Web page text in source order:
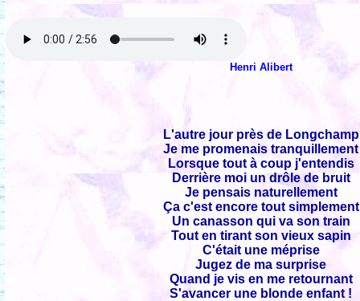
Henri Alibert
L'autre jour près de Longchamp
Je me promenais tranquillement
Lorsque tout à coup j'entendis
Derrière moi un drôle de bruit
Je pensais naturellement
Ça c'est encore tout simplement
Un canasson qui va son train
Tout en tirant son vieux sapin
C'était une méprise
Jugez de ma surprise
Quand je vis en me retournant
S'avancer une blonde enfant !